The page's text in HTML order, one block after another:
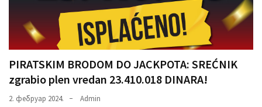
PIRATSKIM BRODOM DO JACKPOTA: SREĆNIK
zgrabio plen vredan 23.410.018 DINARA!
2. фебруар 2024. Admin